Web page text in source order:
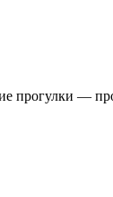
прогулки —